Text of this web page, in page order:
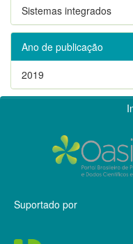
Sistemas integrados
Ano de publicação
2019
Suportado por